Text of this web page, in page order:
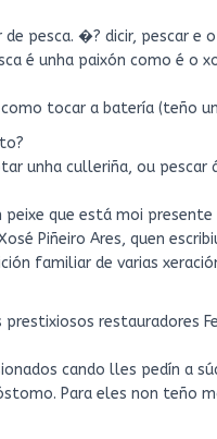
de pesca. �? dicir, pescar e
é unha paixón como é o
tocar a batería (teño
unha culleriña, ou pescar
que está moi presente
Piñeiro Ares, quen
familiar de varias
restauradores
cando lles pedín a
Para eles non teño